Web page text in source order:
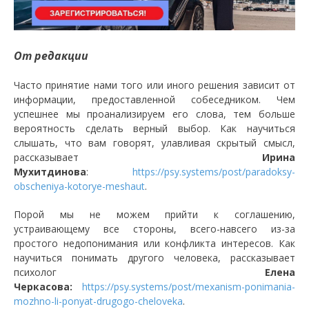
От редакции
Часто принятие нами того или иного решения зависит от
информации, предоставленной собеседником. Чем
успешнее мы проанализируем его слова, тем больше
вероятность сделать верный выбор. Как научиться
слышать, что вам говорят, улавливая скрытый смысл,
рассказывает Ирина
Мухитдинова: https://psy.systems/post/paradoksy-
obscheniya-kotorye-meshaut.
Порой мы не можем прийти к соглашению,
устраивающему все стороны, всего-навсего из-за
простого недопонимания или конфликта интересов. Как
научиться понимать другого человека, рассказывает
психолог Елена
Черкасова:
https://psy.systems/post/mexanism-ponimania-
mozhno-li-ponyat-drugogo-cheloveka.